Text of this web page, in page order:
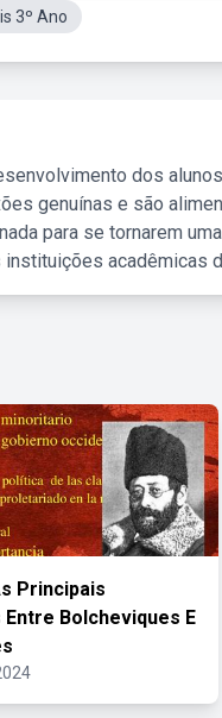
3º Ano
dos
genuínas e são
para se tornarem
acadêmicas
Principais
Bolcheviques E